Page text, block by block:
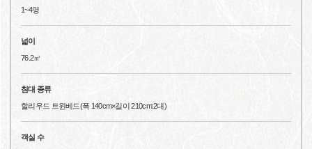
1~4명
넓이
76.2㎡
침대 종류
할리우드 트윈베드(폭 140cm×길이 210cm:2대)
객실 수